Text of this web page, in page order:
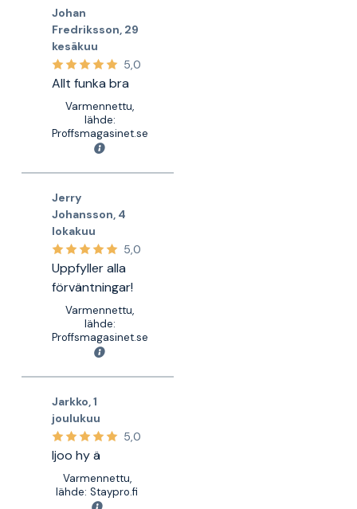
Johan
Fredriksson 29
kesäkuu
5,0
Allt funka bra
Varmennettu,
lähde:
Proffsmagasinet.se
Jerry
Johansson 4
lokakuu
5,0
Uppfyller alla
förväntningar!
Varmennettu,
lähde:
Proffsmagasinet.se
Jarkko 1
joulukuu
5,0
Ijoo hy ä
Varmennettu,
lähde: Staypro.fi